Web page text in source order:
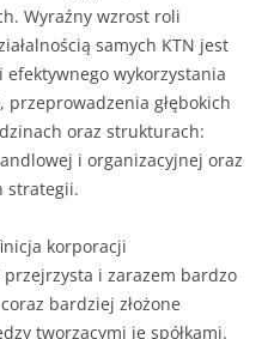
Wyraźny wzrost roli
samych KTN jest
wykorzystania
głębokich
oraz strukturach:
i organizacyjnej oraz
strategii.
korporacji
i zarazem bardzo
bardziej złożone
tworzącymi je spółkami.